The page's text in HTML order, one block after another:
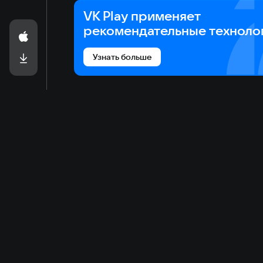
VK Play применяет
рекомендательные
Узнать больше